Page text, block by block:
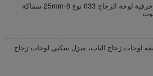
الباب الزخرفية لوحة الزجاج 033 نوع 8-25mm سماكة
لوحات زجاج الباب، منزل سكني لوحات زجاج